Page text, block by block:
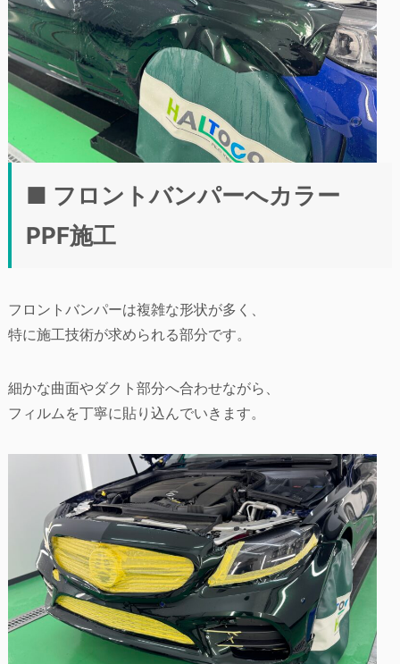
■ フロントバンパーへカラー
PPF施工
フロントバンパーは複雑な形状が多く、
特に施工技術が求められる部分です。
細かな曲面やダクト部分へ合わせながら、
フィルムを丁寧に貼り込んでいきます。